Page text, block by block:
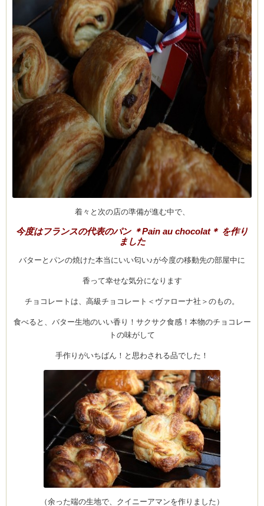
(produced by
CEDO)
着々と次の店の準備が進む中で、
今度はフランスの代表のパン ＊Pain au chocolat＊ を作り
ました
バターとパンの焼けた本当にいい匂い♪が今度の移動先の部屋中に
香って幸せな気分になります
チョコレートは、高級チョコレート＜ヴァローナ社＞のもの。
食べると、バター生地のいい香り！サクサク食感！本物のチョコレー
トの味がして
手作りがいちばん！と思わされる品でした！
（余った端の生地で、クイニーアマンを作りました）